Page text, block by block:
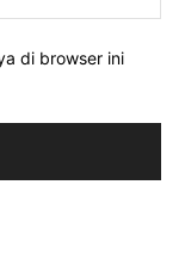
di browser ini